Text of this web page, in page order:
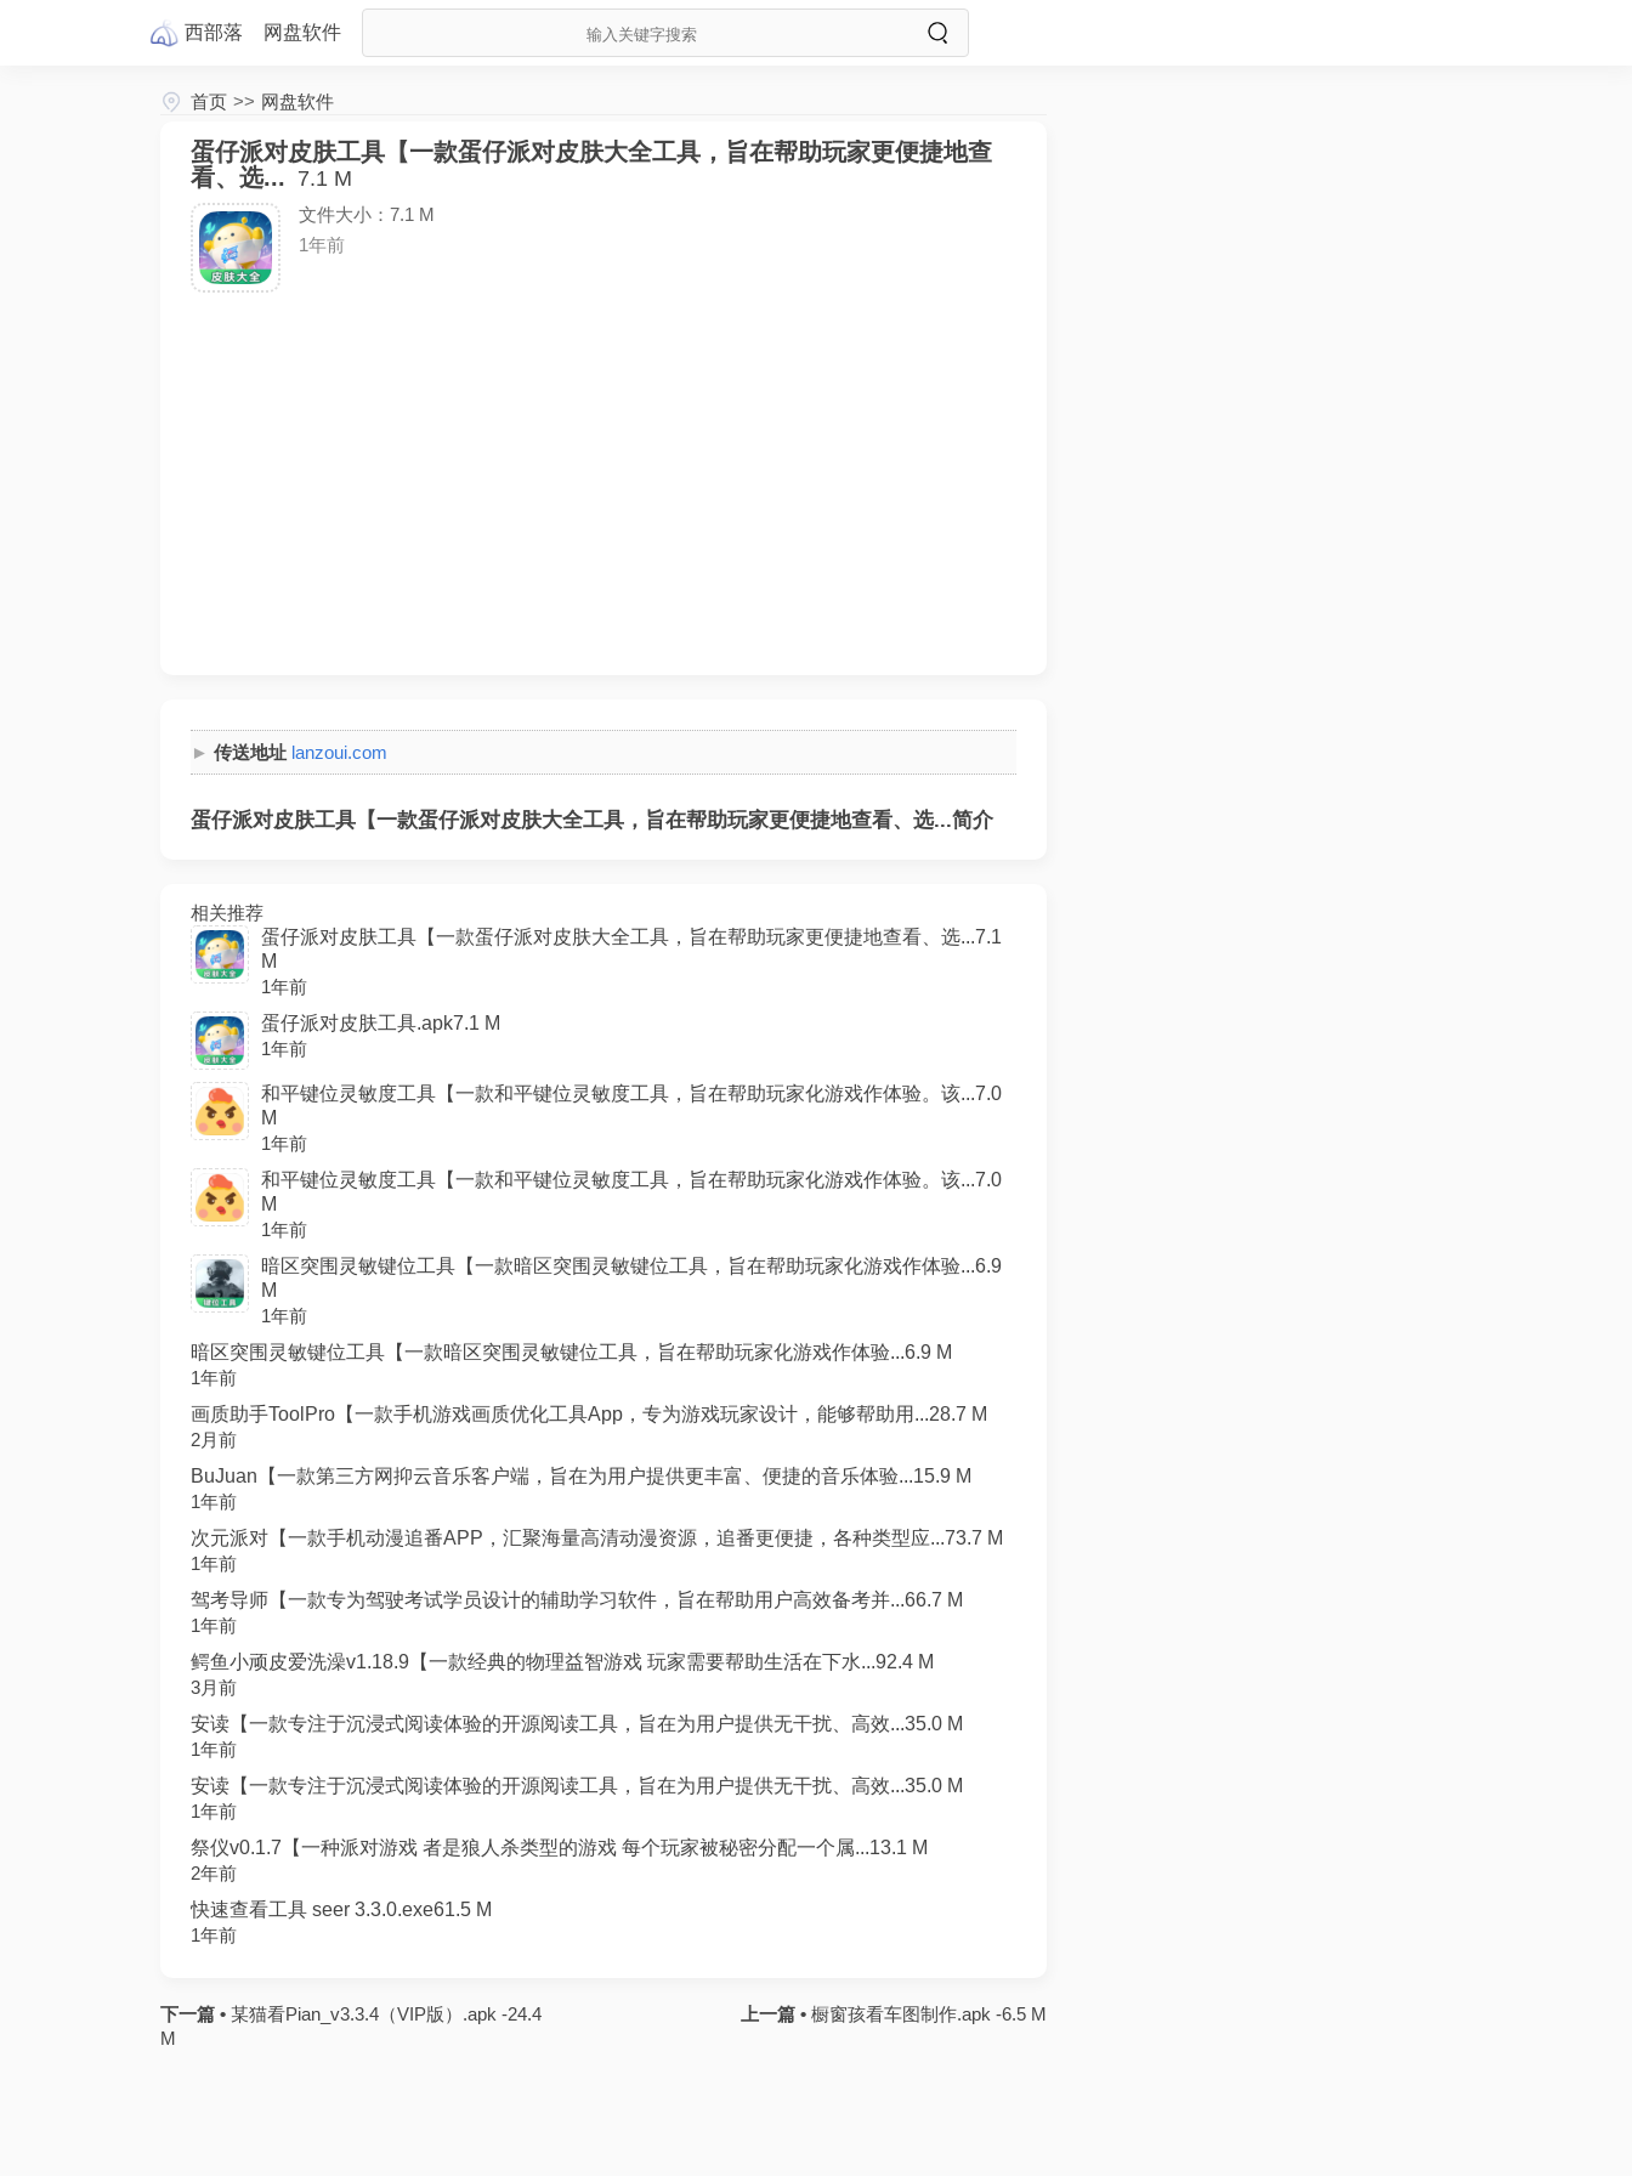
西部落 网盘软件
首页 >> 网盘软件
蛋仔派对皮肤工具【一款蛋仔派对皮肤大全工具，旨在帮助玩家更便捷地查
看、选... 7.1 M
文件大小：7.1 M
1年前
传送地址 lanzoui.com
蛋仔派对皮肤工具【一款蛋仔派对皮肤大全工具，旨在帮助玩家更便捷地查看、选...简介
相关推荐
蛋仔派对皮肤工具【一款蛋仔派对皮肤大全工具，旨在帮助玩家更便捷地查看、选...7.1
M
1年前
蛋仔派对皮肤工具.apk7.1 M
1年前
和平键位灵敏度工具【一款和平键位灵敏度工具，旨在帮助玩家化游戏作体验。该...7.0
M
1年前
和平键位灵敏度工具【一款和平键位灵敏度工具，旨在帮助玩家化游戏作体验。该...7.0
M
1年前
暗区突围灵敏键位工具【一款暗区突围灵敏键位工具，旨在帮助玩家化游戏作体验...6.9
M
1年前
暗区突围灵敏键位工具【一款暗区突围灵敏键位工具，旨在帮助玩家化游戏作体验...6.9 M
1年前
画质助手ToolPro【一款手机游戏画质优化工具App，专为游戏玩家设计，能够帮助用...28.7 M
2月前
BuJuan【一款第三方网抑云音乐客户端，旨在为用户提供更丰富、便捷的音乐体验...15.9 M
1年前
次元派对【一款手机动漫追番APP，汇聚海量高清动漫资源，追番更便捷，各种类型应...73.7 M
1年前
驾考导师【一款专为驾驶考试学员设计的辅助学习软件，旨在帮助用户高效备考并...66.7 M
1年前
鳄鱼小顽皮爱洗澡v1.18.9【一款经典的物理益智游戏 玩家需要帮助生活在下水...92.4 M
3月前
安读【一款专注于沉浸式阅读体验的开源阅读工具，旨在为用户提供无干扰、高效...35.0 M
1年前
安读【一款专注于沉浸式阅读体验的开源阅读工具，旨在为用户提供无干扰、高效...35.0 M
1年前
祭仪v0.1.7【一种派对游戏 者是狼人杀类型的游戏 每个玩家被秘密分配一个属...13.1 M
2年前
快速查看工具 seer 3.3.0.exe61.5 M
1年前
下一篇 • 某猫看Pian_v3.3.4（VIP版）.apk -24.4
M
上一篇 • 橱窗孩看车图制作.apk -6.5 M